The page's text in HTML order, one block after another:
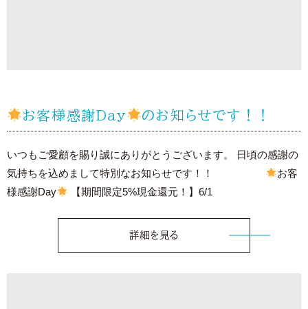
お客様感謝Day のお知らせです！！
いつもご愛顧を賜り誠にありがとうございます。 日頃の感謝の
気持ちを込めまして特別なお知らせです！！
お客
様感謝Day
【期間限定5%現金還元！】6/1
詳細を見る